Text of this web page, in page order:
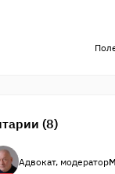
(8)
Адвокат, модератор